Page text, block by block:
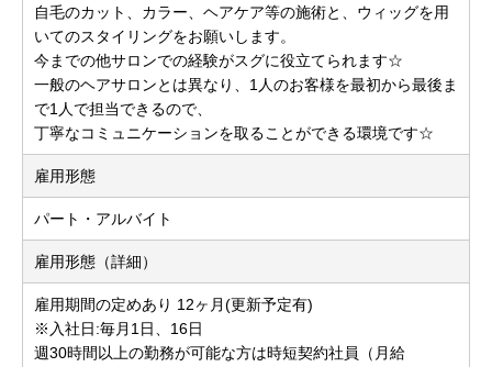
自毛のカット、カラー、ヘアケア等の施術と、ウィッグを用
いてのスタイリングをお願いします。
今までの他サロンでの経験がスグに役立てられます☆
一般のヘアサロンとは異なり、1人のお客様を最初から最後ま
で1人で担当できるので、
丁寧なコミュニケーションを取ることができる環境です☆
雇用形態
パート・アルバイト
雇用形態（詳細）
雇用期間の定めあり 12ヶ月(更新予定有)
※入社日:毎月1日、16日
週30時間以上の勤務が可能な方は時短契約社員（月給